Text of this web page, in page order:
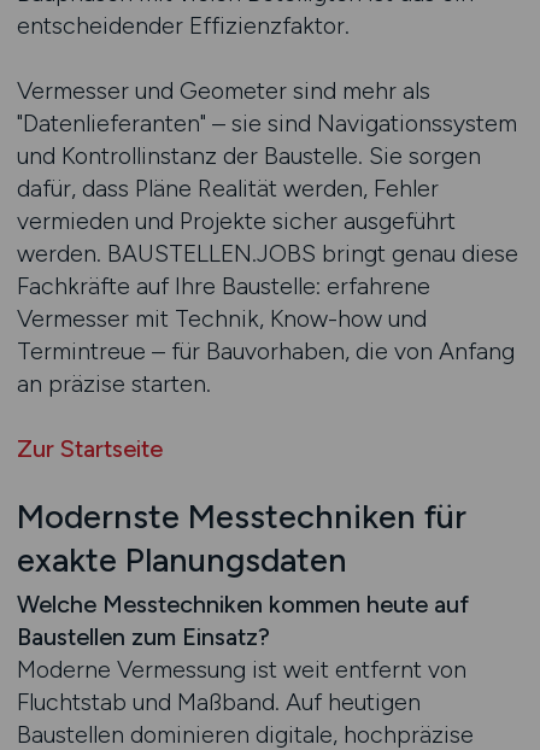
entscheidender Effizienzfaktor.
Vermesser und Geometer sind mehr als
"Datenlieferanten" – sie sind Navigationssystem
und Kontrollinstanz der Baustelle. Sie sorgen
dafür, dass Pläne Realität werden, Fehler
vermieden und Projekte sicher ausgeführt
werden. BAUSTELLEN.JOBS bringt genau diese
Fachkräfte auf Ihre Baustelle: erfahrene
Vermesser mit Technik, Know-how und
Termintreue – für Bauvorhaben, die von Anfang
an präzise starten.
Zur Startseite
Modernste Messtechniken für
exakte Planungsdaten
Welche Messtechniken kommen heute auf
Baustellen zum Einsatz?
Moderne Vermessung ist weit entfernt von
Fluchtstab und Maßband. Auf heutigen
Baustellen dominieren digitale, hochpräzise